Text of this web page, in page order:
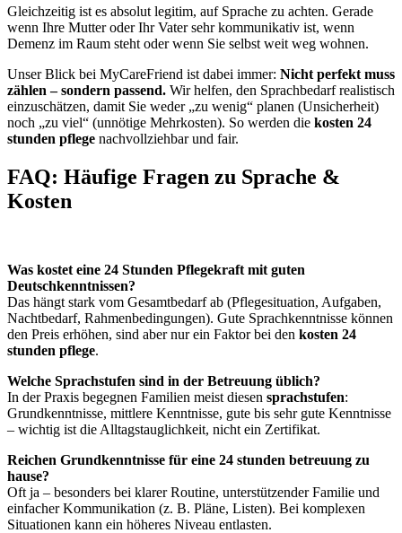
Gleichzeitig ist es absolut legitim, auf Sprache zu achten. Gerade
wenn Ihre Mutter oder Ihr Vater sehr kommunikativ ist, wenn
Demenz im Raum steht oder wenn Sie selbst weit weg wohnen.
Unser Blick bei MyCareFriend ist dabei immer: Nicht perfekt muss
zählen – sondern passend. Wir helfen, den Sprachbedarf realistisch
einzuschätzen, damit Sie weder „zu wenig“ planen (Unsicherheit)
noch „zu viel“ (unnötige Mehrkosten). So werden die kosten 24
stunden pflege nachvollziehbar und fair.
FAQ: Häufige Fragen zu Sprache &
Kosten
Was kostet eine 24 Stunden Pflegekraft mit guten
Deutschkenntnissen?
Das hängt stark vom Gesamtbedarf ab (Pflegesituation, Aufgaben,
Nachtbedarf, Rahmenbedingungen). Gute Sprachkenntnisse können
den Preis erhöhen, sind aber nur ein Faktor bei den kosten 24
stunden pflege.
Welche Sprachstufen sind in der Betreuung üblich?
In der Praxis begegnen Familien meist diesen sprachstufen:
Grundkenntnisse, mittlere Kenntnisse, gute bis sehr gute Kenntnisse
– wichtig ist die Alltagstauglichkeit, nicht ein Zertifikat.
Reichen Grundkenntnisse für eine 24 stunden betreuung zu
hause?
Oft ja – besonders bei klarer Routine, unterstützender Familie und
einfacher Kommunikation (z. B. Pläne, Listen). Bei komplexen
Situationen kann ein höheres Niveau entlasten.